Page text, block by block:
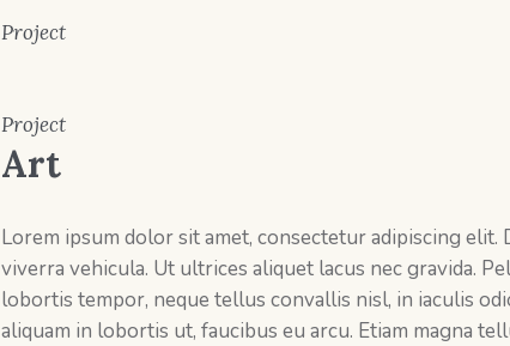
Project
Project
Art
Lorem ipsum dolor sit amet, consectetur adipiscing
viverra vehicula. Ut ultrices aliquet lacus nec gravida.
lobortis tempor, neque tellus convallis nisl, in iaculis
aliquam in lobortis ut, faucibus eu arcu. Etiam magna